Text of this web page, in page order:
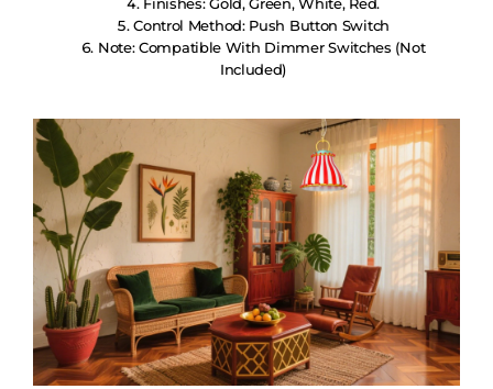
Control Method: Push Button Switch
Note: Compatible With Dimmer Switches (not
Included)